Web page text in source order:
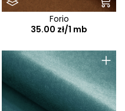
Forio
35.00 zł/1 mb
+